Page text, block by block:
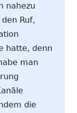
nahezu
Ruf,
hatte, denn
man
die